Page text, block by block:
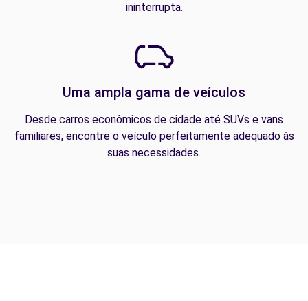
ininterrupta.
Uma ampla gama de veículos
Desde carros econômicos de cidade até SUVs e vans
familiares, encontre o veículo perfeitamente adequado às
suas necessidades.